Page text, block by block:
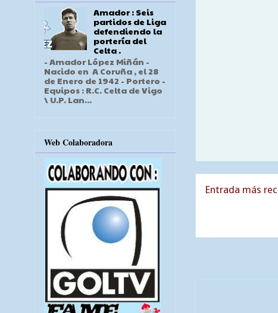
Entrada más
Amador : Seis
partidos de Liga
defendiendo la
portería del
Celta .
- Amador López Miñán -
Nacido en A Coruña , el 28
de Enero de 1942 - Portero -
Equipos : R.C. Celta de Vigo
\ U.P. Lan...
Web Colaboradora